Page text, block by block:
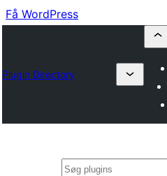
Få WordPress
Plugin Directory
Søg